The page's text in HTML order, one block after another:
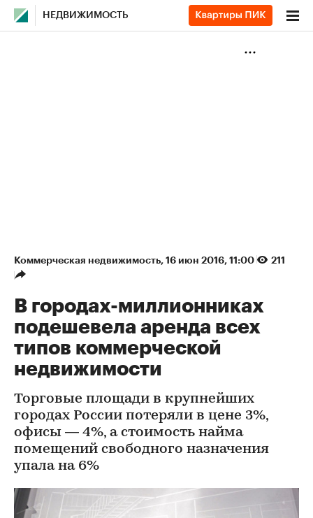
НЕДВИЖИМОСТЬ
Коммерческая недвижимость⁠, 16 июн 2016, 11:00 211
В городах-миллионниках
подешевела аренда всех
типов коммерческой
недвижимости
Торговые площади в крупнейших
городах России потеряли в цене 3%,
офисы — 4%, а стоимость найма
помещений свободного назначения
упала на 6%